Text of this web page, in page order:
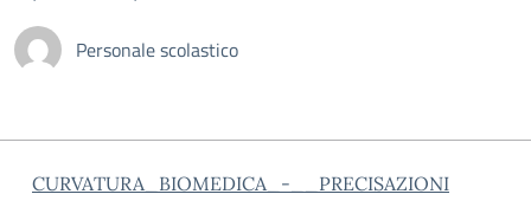
Personale scolastico
CURVATURA_BIOMEDICA_-__PRECISAZIONI